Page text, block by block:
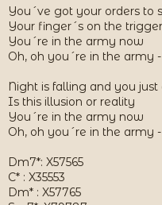
You´ve got your orders to
Your finger´s on the
You´re in the army now
Oh, oh you´re in the army
Night is falling and you just
Is this illusion or reality
You´re in the army now
Oh, oh you´re in the army
Dm7*: X57565
C* : X35553
Dm* : X57765